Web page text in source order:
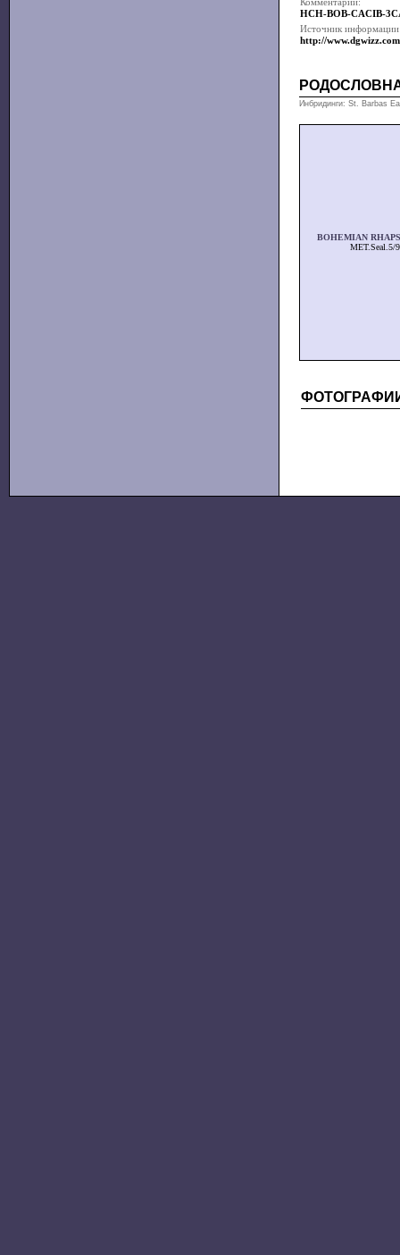
Комментарии:
HCH-BOB-CACIB-
Источник
http://
Инбридинги: St. Barbas
BOHEMIAN
MET.Seal.5/